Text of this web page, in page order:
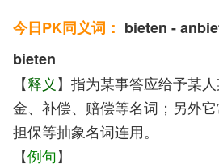
今日PK同义词： bieten -
bieten
【释义】指为某事答应给予某
金、补偿、赔偿等名词；另外它
担保等抽象名词连用。
【例句】